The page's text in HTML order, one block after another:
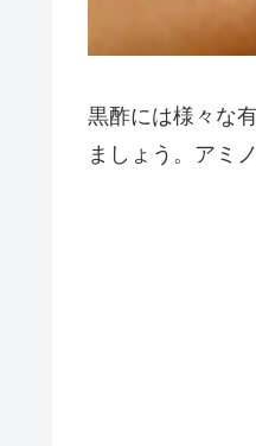
黒酢には様々な
ましょう。アミ